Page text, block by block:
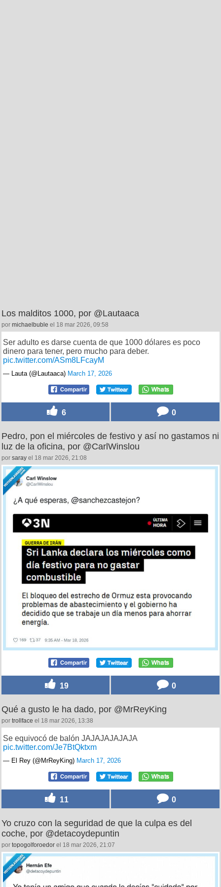
Los malditos 1000, por @Lautaaca
por michaelbuble el 18 mar 2026, 09:58
Ser adulto es darse cuenta de que 1000 dólares es poco
dinero para tener, pero mucho para deber.
pic.twitter.com/ASm8LFcayM
— Lauta (@Lautaaca) March 17, 2026
6 0
Pedro, pon el miércoles de festivo y así no gastamos ni
luz de la oficina, por @CarlWinslou
por saray el 18 mar 2026, 21:08
19 0
Qué a gusto le ha dado, por @MrReyKing
por trollface el 18 mar 2026, 13:38
Se equivocó de balón JAJAJAJAJAJA
pic.twitter.com/Je7BtQktxm
— El Rey (@MrReyKing) March 17, 2026
11 0
Yo cruzo con la seguridad de que la culpa es del
coche, por @detacoydepuntin
por topogolforoedor el 18 mar 2026, 21:07